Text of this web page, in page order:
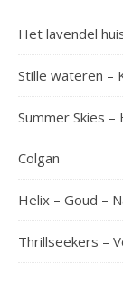
Het lavendel
Stille wateren –
Summer Skies –
Colgan
Helix – Goud –
Thrillseekers –